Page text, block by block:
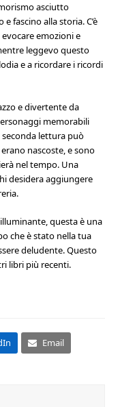
asciutto
fascino alla storia. C’è
emozioni e
leggevo questo
e a ricordare i ricordi
e divertente da
memorabili
seconda lettura può
nascoste, e sono
nel tempo. Una
desidera aggiungere
questa è una
che è stato nella tua
deludente. Questo
libri più recenti.
Email